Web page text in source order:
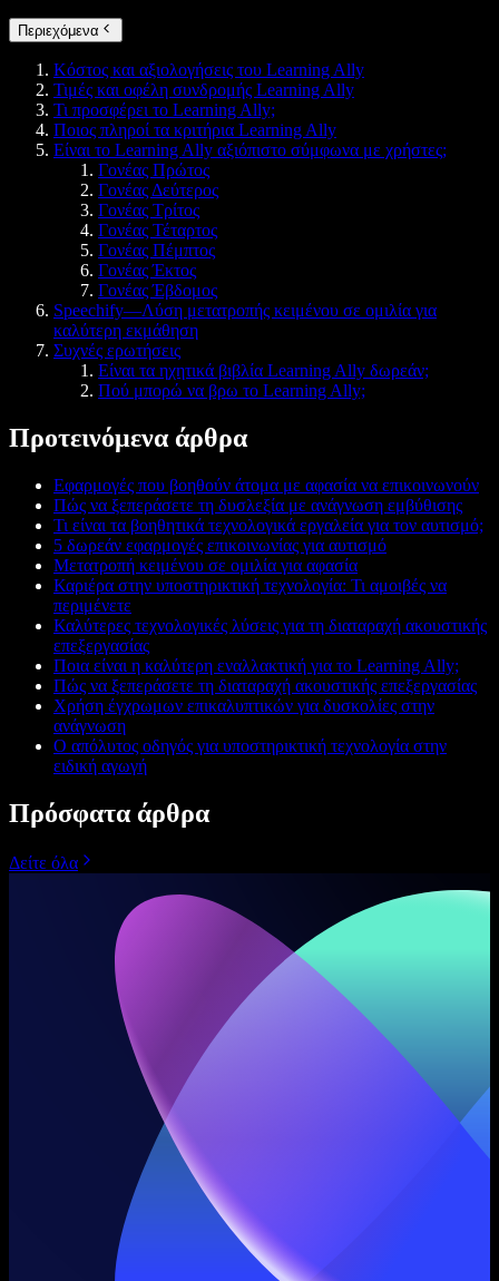
Περιεχόμενα
Κόστος και αξιολογήσεις του Learning Ally
Τιμές και οφέλη συνδρομής Learning Ally
Τι προσφέρει το Learning Ally;
Ποιος πληροί τα κριτήρια Learning Ally
Είναι το Learning Ally αξιόπιστο σύμφωνα με χρήστες;
Γονέας Πρώτος
Γονέας Δεύτερος
Γονέας Τρίτος
Γονέας Τέταρτος
Γονέας Πέμπτος
Γονέας Έκτος
Γονέας Έβδομος
Speechify—Λύση μετατροπής κειμένου σε ομιλία για
καλύτερη εκμάθηση
Συχνές ερωτήσεις
Είναι τα ηχητικά βιβλία Learning Ally δωρεάν;
Πού μπορώ να βρω το Learning Ally;
Προτεινόμενα άρθρα
Εφαρμογές που βοηθούν άτομα με αφασία να επικοινωνούν
Πώς να ξεπεράσετε τη δυσλεξία με ανάγνωση εμβύθισης
Τι είναι τα βοηθητικά τεχνολογικά εργαλεία για τον αυτισμό;
5 δωρεάν εφαρμογές επικοινωνίας για αυτισμό
Μετατροπή κειμένου σε ομιλία για αφασία
Καριέρα στην υποστηρικτική τεχνολογία: Τι αμοιβές να
περιμένετε
Καλύτερες τεχνολογικές λύσεις για τη διαταραχή ακουστικής
επεξεργασίας
Ποια είναι η καλύτερη εναλλακτική για το Learning Ally;
Πώς να ξεπεράσετε τη διαταραχή ακουστικής επεξεργασίας
Χρήση έγχρωμων επικαλυπτικών για δυσκολίες στην
ανάγνωση
Ο απόλυτος οδηγός για υποστηρικτική τεχνολογία στην
ειδική αγωγή
Πρόσφατα άρθρα
Δείτε όλα